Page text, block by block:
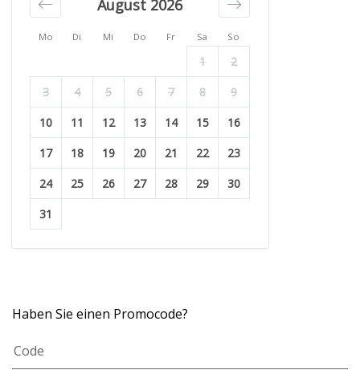
Mo Di Mi Do Fr Sa So
August 2026
1
2
3
4 5 6 7 8
9
10
11 12 13 14 15
16
17
18 19 20 21 22
23
24
25 26 27 28 29
30
31
Haben Sie einen Promocode?